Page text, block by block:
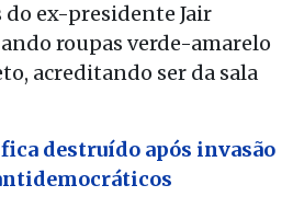
ex-presidente Jair
roupas verde-amarelo
acreditando ser da sala
destruído após invasão